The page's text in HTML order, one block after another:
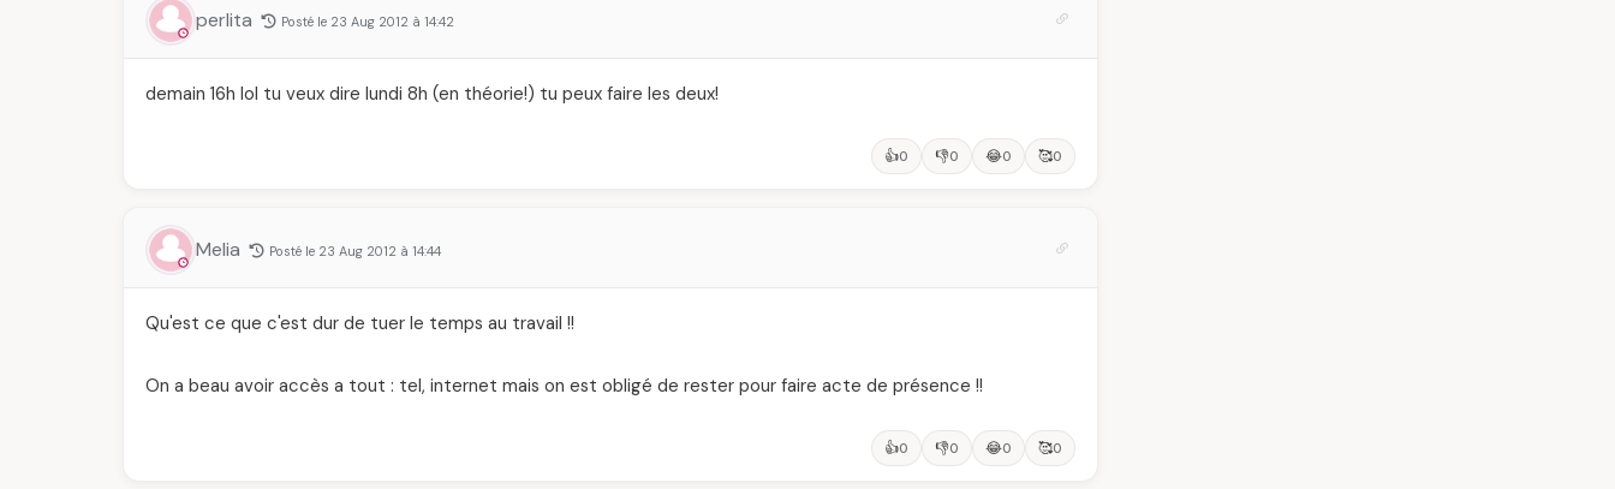
perlita Posté le 23 Aug 2012 à 14:42
demain 16h lol tu veux dire lundi 8h (en théorie!) tu peux faire les deux!
👍0 👎0 😂0 🥰0
Melia Posté le 23 Aug 2012 à 14:44
Qu'est ce que c'est dur de tuer le temps au travail !!
On a beau avoir accès a tout : tel, internet mais on est obligé de rester pour faire acte de présence !!
👍0 👎0 😂0 🥰0